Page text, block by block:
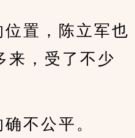
置，陈立军也
来，受了不少
不公平。